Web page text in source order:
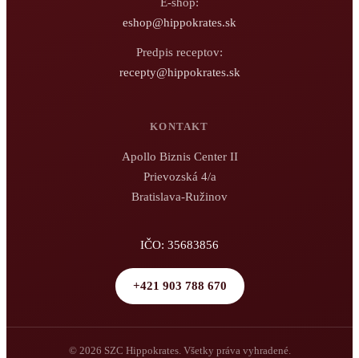
E-shop:
eshop@hippokrates.sk
Predpis receptov:
recepty@hippokrates.sk
KONTAKT
Apollo Biznis Center II
Prievozská 4/a
Bratislava-Ružinov
IČO: 35683856
+421 903 788 670
© 2026 SZC Hippokrates. Všetky práva vyhradené.